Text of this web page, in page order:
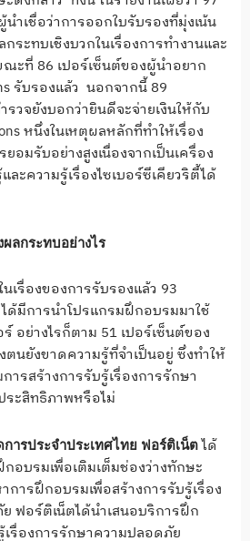
ำเชื่อว่าการออกใบรับรองที่มุ่งเน้น
กระทบเชิงบวกในเรื่องการทำงานและ
ะที่ 86 เปอร์เซ็นต์ของผู้นำอยาก
รับรองแล้ว นอกจากนี้ 89
วจยังบอกว่ายินดีจะจ่ายเงินให้กับ
หนึ่งในเหตุผลหลักที่ทำให้เรื่อง
อมรับอย่างสูงเนื่องจากเป็นเครื่อง
ะความรู้เรื่องไซเบอร์ซีเคียวริตี้ได้
ผลกระทบอย่างไร
รื่องของการรับรองแล้ว 93
ด้มีการนำโปรแกรมฝึกอบรมมาใช้
ร์ อย่างไรก็ตาม 51 เปอร์เซ็นต์ของ
นยังขาดความรู้ที่จำเป็นอยู่ ซึ่งทำให้
ารสร้างการรับรู้เรื่องการรักษา
ะสิทธิภาพหรือไม่
ารประจำประเทศไทย ฟอร์ติเน็ตได้
อบรมเพื่อเติมเต็มช่องว่างทักษะ
ารฝึกอบรมเพื่อสร้างการรับรู้เรื่อง
ฟอร์ติเน็ตได้นำเสนอบริการฝึก
รื่องการรักษาความปลอดภัย